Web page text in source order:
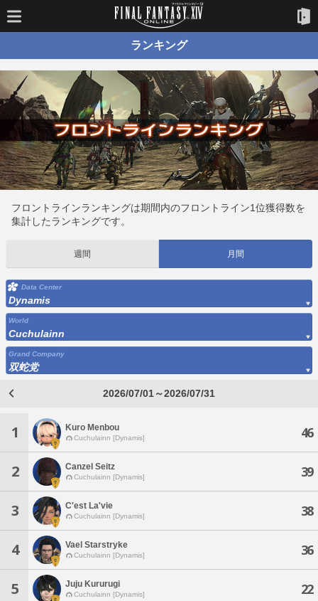
ランキング
フロントラインランキングは期間内のフロントライン1位獲得数を
集計したランキングです。
週間 月間
Data Center
Dynamis
World
Cuchulainn
Grand Company
双蛇党
2026/07/01～2026/07/31
1 Kuro Menbou
Cuchulainn [Dynamis] 46
2 Canzel Seitz
Cuchulainn [Dynamis] 39
3 C'est La'vie
Cuchulainn [Dynamis] 38
4 Vael Starstryke
Cuchulainn [Dynamis] 36
5 Juju Kururugi
Cuchulainn [Dynamis] 22